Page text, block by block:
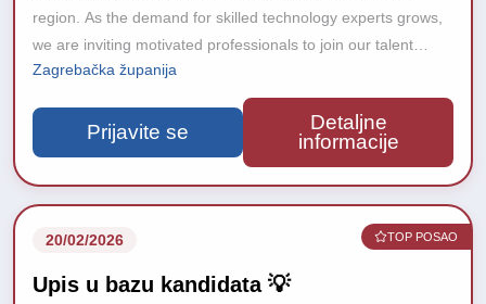
region. As the demand for skilled technology experts grows,
we are inviting motivated professionals to join our talent
database and stay connected with upcoming career
Zagrebačka županija
Prijavite se
Detaljne
informacije
20/02/2026 TOP POSAO
Upis u bazu kandidata 💡